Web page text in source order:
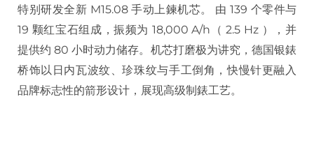
特别研发全新 M15.08 手动上鍊机芯。 由 139 个零件与
19 颗红宝石组成，振频为 18,000 A/h（ 2.5 Hz ），并
提供约 80 小时动力储存。机芯打磨极为讲究，德国银錶
桥饰以日内瓦波纹、珍珠纹与手工倒角，快慢针更融入
品牌标志性的箭形设计，展现高级制錶工艺。